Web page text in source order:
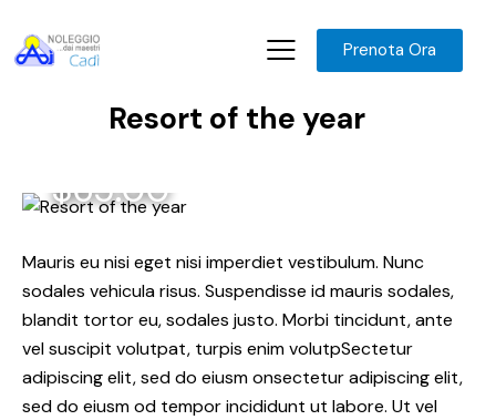
Prenota Ora
Resort of the year
$65.00
Mauris eu nisi eget nisi imperdiet vestibulum. Nunc
sodales vehicula risus. Suspendisse id mauris sodales,
blandit tortor eu, sodales justo. Morbi tincidunt, ante
vel suscipit volutpat, turpis enim volutpSectetur
adipiscing elit, sed do eiusm onsectetur adipiscing elit,
sed do eiusm od tempor incididunt ut labore. Ut vel